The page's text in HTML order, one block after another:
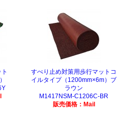
すべり止め対策用歩行マットコ
イルタイプ（1200mm×6m）ブ
ラウン
M1417NSM-C1206C-BR
販売価格：Mail